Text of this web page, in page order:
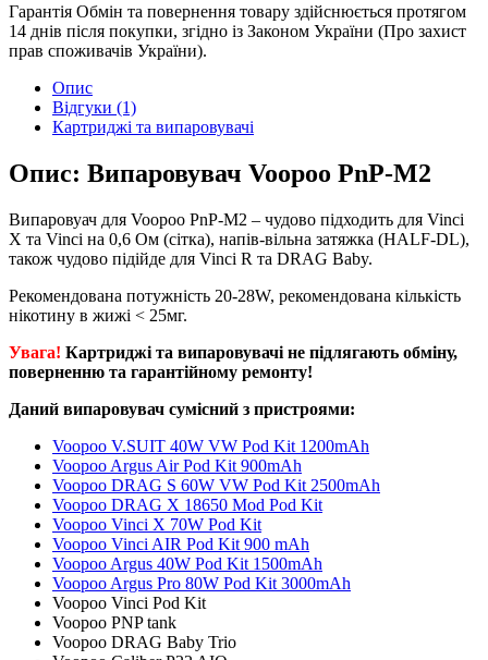
Гарантія Обмін та повернення товару здійснюється протягом
14 днів після покупки, згідно із Законом України (Про захист
прав споживачів України).
Опис
Відгуки (1)
Картриджі та випаровувачі
Опис: Випаровувач Voopoo PnP-M2
Випаровуач для Voopoo PnP-М2 – чудово підходить для Vinci
X та Vinci на 0,6 Ом (сітка), напів-вільна затяжка (HALF-DL),
також чудово підійде для Vinci R та DRAG Baby.
Рекомендована потужність 20-28W, рекомендована кількість
нікотину в жижі < 25мг.
Увага! Картриджі та випаровувачі не підлягають обміну,
поверненню та гарантійному ремонту!
Даний випаровувач сумісний з пристроями:
Voopoo V.SUIT 40W VW Pod Kit 1200mAh
Voopoo Argus Air Pod Kit 900mAh
Voopoo DRAG S 60W VW Pod Kit 2500mAh
Voopoo DRAG X 18650 Mod Pod Kit
Voopoo Vinci X 70W Pod Kit
Voopoo Vinci AIR Pod Kit 900 mAh
Voopoo Argus 40W Pod Kit 1500mAh
Voopoo Argus Pro 80W Pod Kit 3000mAh
Voopoo Vinci Pod Kit
Voopoo PNP tank
Voopoo DRAG Baby Trio